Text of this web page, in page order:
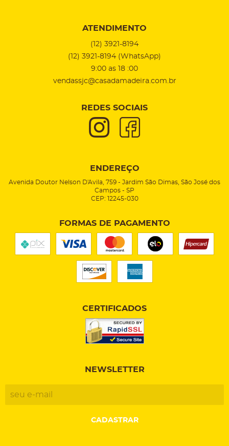
ATENDIMENTO
(12) 3921-8194
(12) 3921-8194 (WhatsApp)
9:00 as 18 :00
vendassjc@casadamadeira.com.br
REDES SOCIAIS
ENDEREÇO
Avenida Doutor Nelson D'Avila, 759 - Jardim São Dimas, São José dos
Campos - SP
CEP: 12245-030
FORMAS DE PAGAMENTO
CERTIFICADOS
NEWSLETTER
CADASTRAR